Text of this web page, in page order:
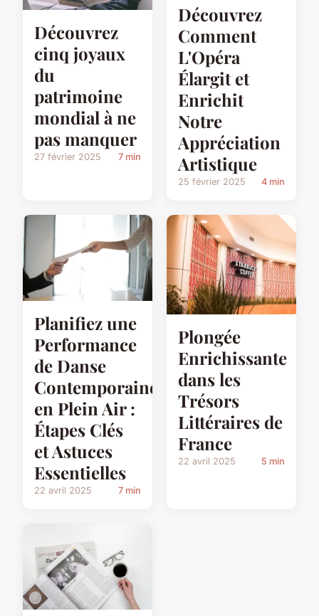
Découvrez
cinq joyaux
du
patrimoine
mondial à ne
pas manquer
27 février 2025 7 min
Découvrez
Comment
L'Opéra
Élargit et
Enrichit
Notre
Appréciation
Artistique
25 février 2025 4 min
Planifiez une
Performance
de Danse
Contemporaine
en Plein Air :
Étapes Clés
et Astuces
Essentielles
22 avril 2025 7 min
Plongée
Enrichissante
dans les
Trésors
Littéraires de
France
22 avril 2025 5 min